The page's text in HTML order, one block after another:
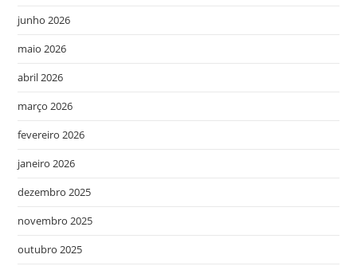
junho 2026
maio 2026
abril 2026
março 2026
fevereiro 2026
janeiro 2026
dezembro 2025
novembro 2025
outubro 2025